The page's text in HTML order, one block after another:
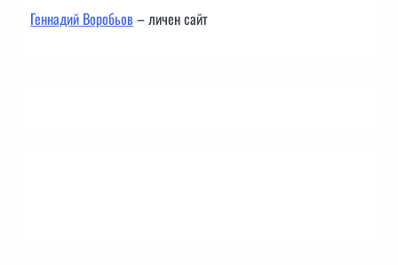
Геннадий Воробьов– личен сайт